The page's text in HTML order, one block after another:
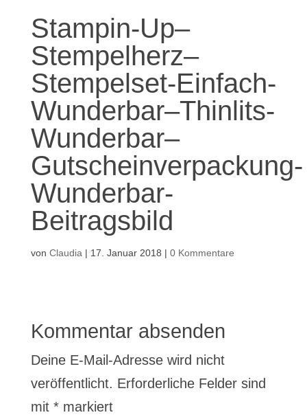
Stampin-Up–
Stempelherz–
Stempelset-Einfach-
Wunderbar–Thinlits-
Wunderbar–
Gutscheinverpackung-
Wunderbar-
Beitragsbild
von Claudia | 17. Januar 2018 | 0 Kommentare
Kommentar absenden
Deine E-Mail-Adresse wird nicht
veröffentlicht. Erforderliche Felder sind
mit *markiert